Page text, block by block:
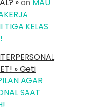
»on MAU
TIGA KELAS
» Geti
AGAR
SAAT